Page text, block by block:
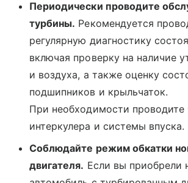
Периодически проводите
турбины. Рекомендуется
регулярную диагностику
включая проверку на наличие
и воздуха, а также оценку
подшипников и крыльчаток.
При необходимости проводите
интеркулера и системы впуска.
Соблюдайте режим обкатки
двигателя. Если вы приобрели